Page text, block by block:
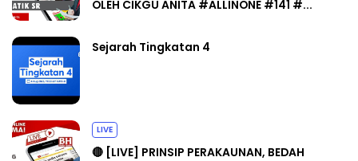
OLEH CIKGU ANITA #ALLINONE #141 #...
Sejarah Tingkatan 4
LIVE
🔴 [LIVE] PRINSIP PERAKAUNAN, BEDAH